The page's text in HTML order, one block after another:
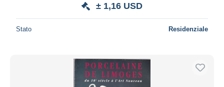
± 1,16 USD
Stato Residenziale